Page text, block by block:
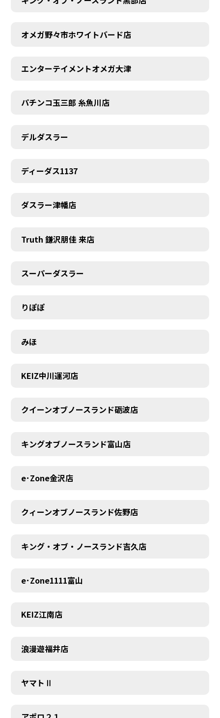
オメガ野々市ホワイトバード店
エンターテイメントオメガ大津
パチンコ玉三郎 糸魚川店
デルダスラー
ディーダス1137
ダスラー津幡店
Truth 鎌沢朋佳 来店
スーパーダスラー
りぽぽ
みほ
KEIZ中川運河店
クイーンオブノースランド砺波店
キングオブノースランド富山店
e･Zone金沢店
クィーンオブノースランド佐野店
キング・オブ・ノースランド吉久店
e･Zone1111富山
KEIZ江南店
浪漫遊福井店
ヤマトⅡ